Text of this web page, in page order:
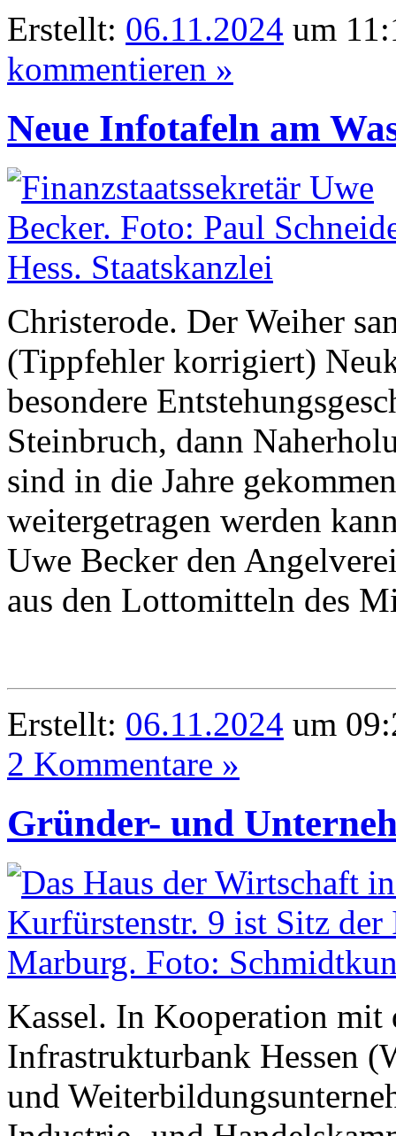
Erstellt: 06.11.2024 um
kommentieren »
Neue Infotafeln am
Christerode. Der Weiher
(Tippfehler korrigiert)
besondere
Steinbruch, dann
sind in die Jahre
weitergetragen werden
Uwe Becker den
aus den Lottomitteln des
Erstellt: 06.11.2024 um
2 Kommentare »
Gründer- und
Kassel. In Kooperation mit
Infrastrukturbank Hessen
und